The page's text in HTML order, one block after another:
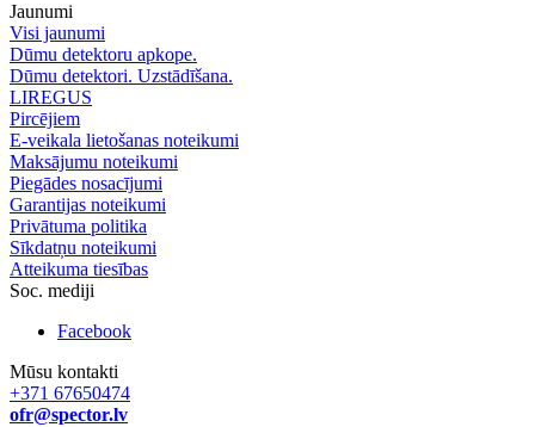
Jaunumi
Visi jaunumi
Dūmu detektoru apkope.
Dūmu detektori. Uzstādīšana.
LIREGUS
Pircējiem
E-veikala lietošanas noteikumi
Maksājumu noteikumi
Piegādes nosacījumi
Garantijas noteikumi
Privātuma politika
Sīkdatņu noteikumi
Atteikuma tiesības
Soc. mediji
Facebook
Mūsu kontakti
+371 67650474
ofr@spector.lv